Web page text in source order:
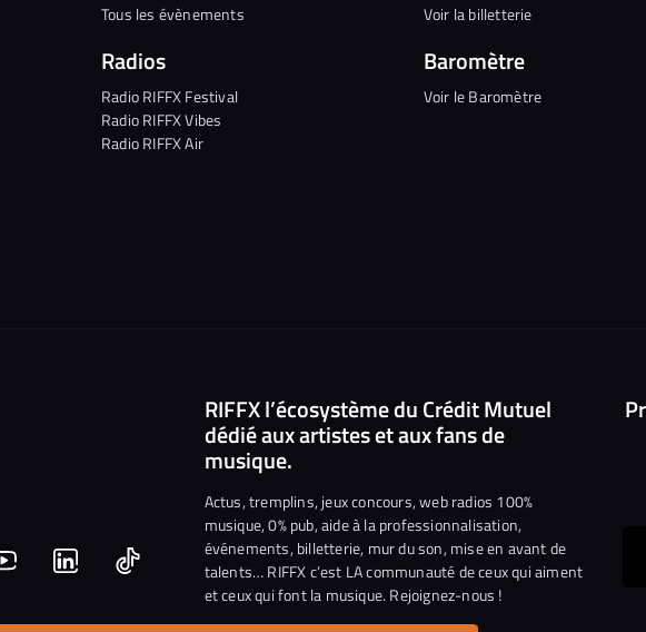
Tous les évènements
Radios
Radio RIFFX Festival
Radio RIFFX Vibes
Radio RIFFX Air
Voir la billetterie
Baromètre
Voir le Baromètre
Nous
rejoindre
Nous Nous
rejoindre
RIFFX l’écosystème du Crédit Mutuel
dédié aux artistes et aux fans de
musique.
Actus, tremplins, jeux concours, web radios 100%
musique, 0% pub, aide à la professionnalisation,
événements, billetterie, mur du son, mise en avant de
talents… RIFFX c’est LA communauté de ceux qui aiment
et ceux qui font la musique. Rejoignez-nous !